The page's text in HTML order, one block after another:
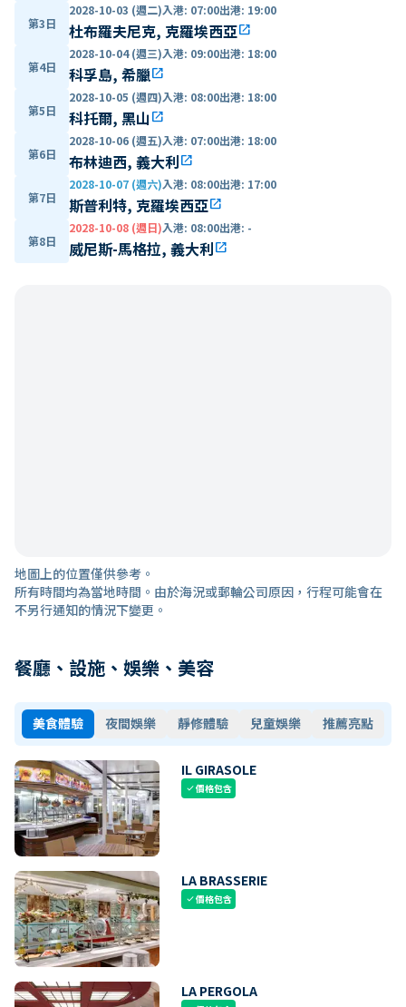
第3日
2028-10-03 (週二)入港: 07:00出港: 19:00
杜布羅夫尼克, 克羅埃西亞open_in_new
第4日
2028-10-04 (週三)入港: 09:00出港: 18:00
科孚島, 希臘open_in_new
第5日
2028-10-05 (週四)入港: 08:00出港: 18:00
科托爾, 黑山 open_in_new
第6日
2028-10-06 (週五)入港: 07:00出港: 18:00
布林迪西, 義大利open_in_new
第7日
2028-10-07 (週六)入港: 08:00出港: 17:00
斯普利特, 克羅埃西亞open_in_new
第8日
2028-10-08 (週日)入港: 08:00出港: -
威尼斯-馬格拉, 義大利open_in_new
地圖上的位置僅供參考。
所有時間均為當地時間。由於海況或郵輪公司原因，行程可能會在
不另行通知的情況下變更。
餐廳、設施、娛樂、美容
美食體驗 夜間娛樂 靜修體驗 兒童娛樂 推薦亮點
IL GIRASOLE
check價格包含
LA BRASSERIE
check價格包含
LA PERGOLA